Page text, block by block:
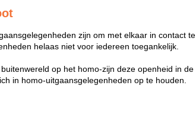
zijn om met elkaar in contact te
helaas niet voor iedereen toegankelijk.
op het homo-zijn deze openheid in de
in homo-uitgaansgelegenheden op te houden.